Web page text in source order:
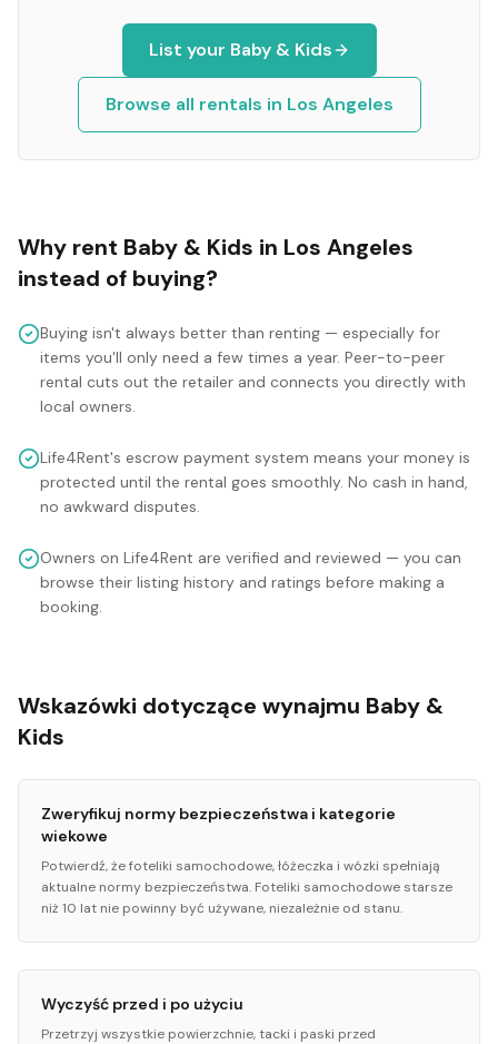
List your Baby & Kids
Browse all rentals in Los Angeles
Why rent Baby & Kids in Los Angeles
instead of buying?
Buying isn't always better than renting — especially for
items you'll only need a few times a year. Peer-to-peer
rental cuts out the retailer and connects you directly with
local owners.
Life4Rent's escrow payment system means your money is
protected until the rental goes smoothly. No cash in hand,
no awkward disputes.
Owners on Life4Rent are verified and reviewed — you can
browse their listing history and ratings before making a
booking.
Wskazówki dotyczące wynajmu Baby &
Kids
Zweryfikuj normy bezpieczeństwa i kategorie
wiekowe
Potwierdź, że foteliki samochodowe, łóżeczka i wózki spełniają
aktualne normy bezpieczeństwa. Foteliki samochodowe starsze
niż 10 lat nie powinny być używane, niezależnie od stanu.
Wyczyść przed i po użyciu
Przetrzyj wszystkie powierzchnie, tacki i paski przed